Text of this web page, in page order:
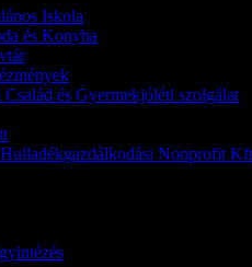
Iskola
és Konyha
Család és Gyermekjóléti szolgálat
Nonprofit